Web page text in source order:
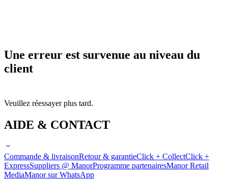
Une erreur est survenue au niveau du
client
Veuillez réessayer plus tard.
AIDE & CONTACT
Commande & livraisonRetour & garantieClick + CollectClick +
ExpressSuppliers @ ManorProgramme partenairesManor Retail
MediaManor sur WhatsApp